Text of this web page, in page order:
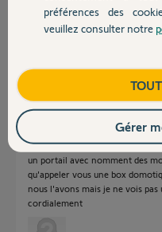
Contact
Bonne journée !
ans, nous disposons de la
l'ouverture de porte, portails...
un portail avec nomment des
qu'appeler vous une box
nous l'avons mais je ne vois
cordialement
préférences des
veuillez consulter notre
Gérer